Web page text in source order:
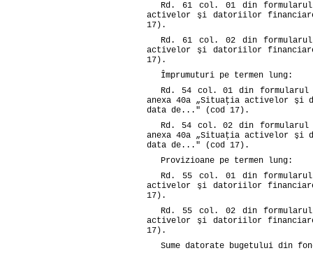
Rd. 61 col. 01 din
activelor şi datoriilor
17).
Rd. 61 col. 02 din
activelor şi datoriilor
17).
Împrumuturi pe termen lung:
Rd. 54 col. 01 din
anexa 40a „Situaţia activelor
data de..." (cod 17).
Rd. 54 col. 02 din
anexa 40a „Situaţia activelor
data de..." (cod 17).
Provizioane pe termen lung:
Rd. 55 col. 01 din
activelor şi datoriilor
17).
Rd. 55 col. 02 din
activelor şi datoriilor
17).
Sume datorate bugetului din